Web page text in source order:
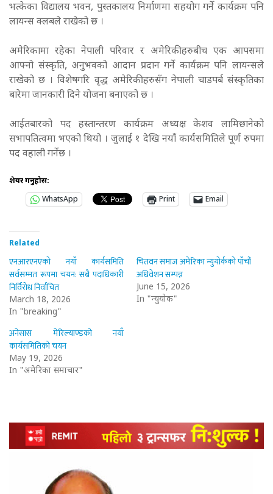
भत्केका विद्यालय भवन, पुस्तकालय निर्माणमा सहयोग गर्ने कार्यक्रम पनि
लायन्स क्लबले राखेको छ ।
अमेरिकामा रहेका नेपाली परिवार र अमेरिकीहरुबीच एक आपसमा
आफ्नो संस्कृति, अनुभवको आदान प्रदान गर्ने कार्यक्रम पनि लायन्सले
राखेको छ । विशेषगरि वृद्ध अमेरिकीहरुसँग नेपाली चाडपर्ब संस्कृतिका
बारेमा जानकारी दिने योजना बनाएको छ ।
आईतबारको पद हस्तान्तरण कार्यक्रम अध्यक्ष केशव लामिछानेको
सभापतित्वमा भएको थियो । जुलाई १ देखि नयाँ कार्यसमितिले पूर्ण रुपमा
पद वहाली गर्नेछ ।
शेयर गर्नुहोस:
WhatsApp
Print Email
Related
एनआरएनएको नयाँ कार्यसमिति
सर्वसम्मत रूपमा चयन: सबै पदाधिकारी
निर्विरोध निर्वाचित
March 18, 2026
In "breaking"
चितवन समाज अमेरिका न्युयोर्कको पाँचौं
अधिवेशन सम्पन्न
June 15, 2026
In "न्युयोर्क"
अनेसास मेरिल्याण्डको नयाँ
कार्यसमितिको चयन
May 19, 2026
In "अमेरिका समाचार"